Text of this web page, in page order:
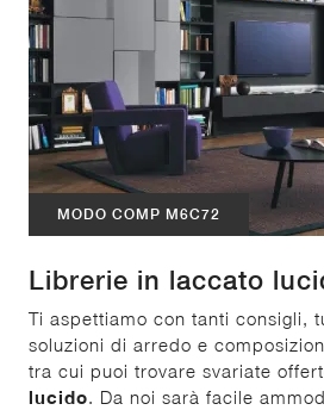
MODO COMP M6C72
Librerie in laccato
Ti aspettiamo con tanti consigli,
soluzioni di arredo e
tra cui puoi trovare svariate
lucido. Da noi sarà facile